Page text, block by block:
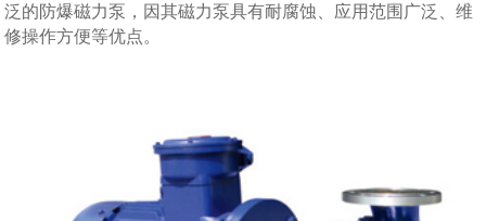
泛的防爆磁力泵，因其磁力泵具有耐腐蚀、应用范围广泛、维
修操作方便等优点。